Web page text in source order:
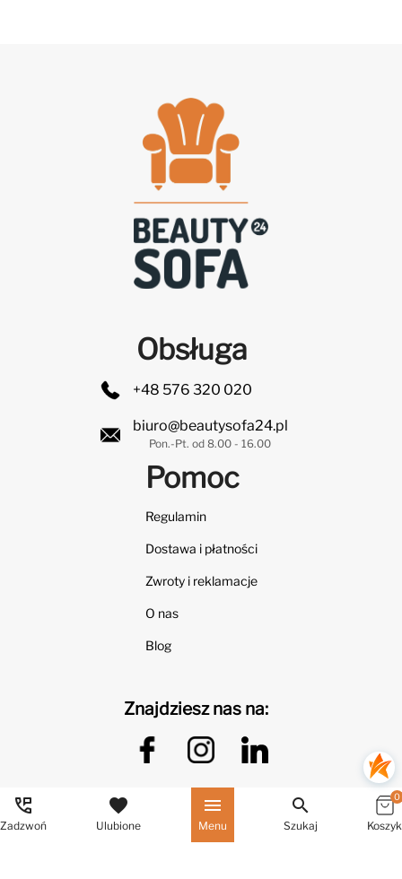
perm_phone_msg
Zadzwoń
favorite
Ulubione
menu
Menu
search
Szukaj
0
Koszyk
Obsługa
+48 576 320 020
biuro@beautysofa24.pl
Pon.-Pt. od 8.00 - 16.00
Pomoc
Regulamin
Dostawa i płatności
Zwroty i reklamacje
O nas
Blog
Znajdziesz nas na: